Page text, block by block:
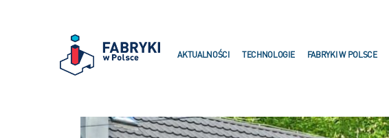
AKTUALNOŚCI TECHNOLOGIE FABRYKI W POLSCE